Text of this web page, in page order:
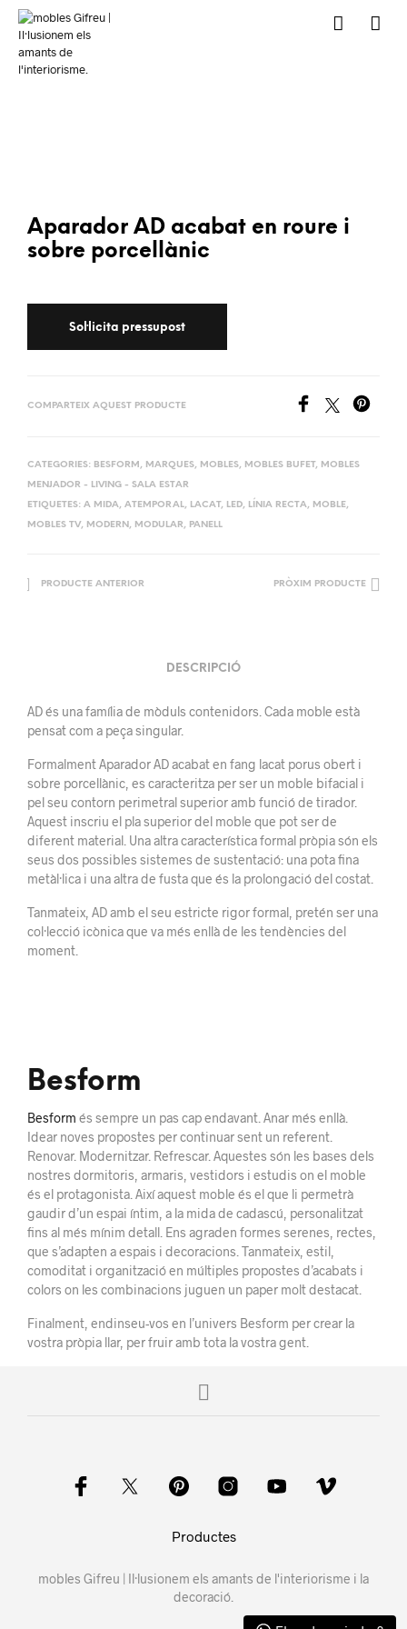
Aparador AD acabat en roure i
sobre porcellànic
COMPARTEIX AQUEST PRODUCTE
CATEGORIES: BESFORM , MARQUES, MOBLES, MOBLES BUFET, MOBLES
MENJADOR - LIVING - SALA ESTAR
ETIQUETES: A MIDA, ATEMPORAL, LACAT, LED, LÍNIA RECTA, MOBLE,
MOBLES TV, MODERN , MODULAR, PANELL
PRODUCTE ANTERIOR PRÒXIM PRODUCTE
DESCRIPCIÓ
AD és una família de mòduls contenidors. Cada moble està
pensat com a peça singular.
Formalment Aparador AD acabat en fang lacat porus obert i
sobre porcellànic, es caracteritza per ser un moble bifacial i
pel seu contorn perimetral superior amb funció de tirador.
Aquest inscriu el pla superior del moble que pot ser de
diferent material. Una altra característica formal pròpia són els
seus dos possibles sistemes de sustentació: una pota fina
metàl·lica i una altra de fusta que és la prolongació del costat.
Tanmateix, AD amb el seu estricte rigor formal, pretén ser una
col·lecció icònica que va més enllà de les tendències del
moment.
Besform
Besform és sempre un pas cap endavant. Anar més enllà.
Idear noves propostes per continuar sent un referent.
Renovar. Modernitzar. Refrescar. Aquestes són les bases dels
nostres dormitoris, armaris, vestidors i estudis on el moble
és el protagonista. Així aquest moble és el que li permetrà
gaudir d’un espai íntim, a la mida de cadascú, personalitzat
fins al més mínim detall. Ens agraden formes serenes, rectes,
que s’adapten a espais i decoracions. Tanmateix, estil,
comoditat i organització en múltiples propostes d’acabats i
colors on les combinacions juguen un paper molt destacat.
Finalment, endinseu-vos en l’univers Besform per crear la
vostra pròpia llar, per fruir amb tota la vostra gent.
Productes
mobles Gifreu | Il·lusionem els amants de l'interiorisme i la
decoració.